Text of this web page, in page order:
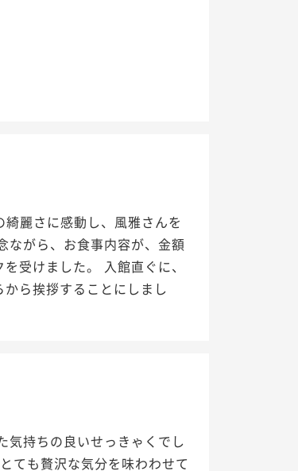
麗さに感動し、風雅さんを
ながら、お食事内容が、金額
受けました。 入館直ぐに、
ら挨拶することにしまし
気持ちの良いせっきゃくでし
ても贅沢な気分を味わわせて